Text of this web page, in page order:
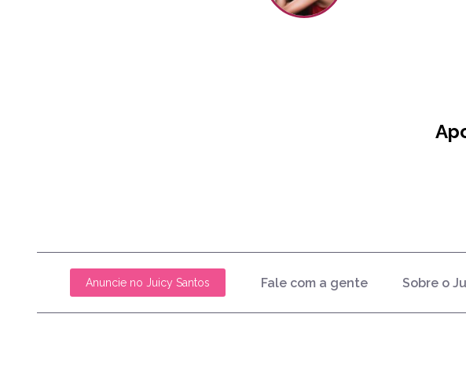
Anuncie no Juicy Santos Fale com a gente Sobre o